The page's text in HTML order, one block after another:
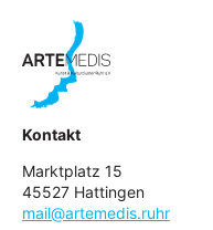
Kontakt
Marktplatz 15
45527 Hattingen
mail@artemedis.ruhr